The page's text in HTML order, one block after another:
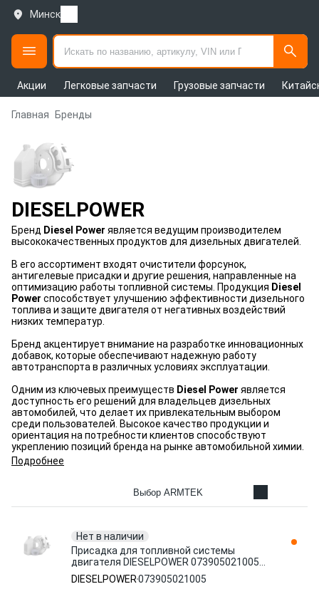
Минск
Акции Легковые запчасти Грузовые запчасти
Главная Бренды
DIESELPOWER
Бренд Diesel Power является ведущим производителем
высококачественных продуктов для дизельных двигателей.
В его ассортимент входят очистители форсунок,
антигелевые присадки и другие решения, направленные на
оптимизацию работы топливной системы. Продукция Diesel
Power способствует улучшению эффективности дизельного
топлива и защите двигателя от негативных воздействий
низких температур.
Бренд акцентирует внимание на разработке инновационных
добавок, которые обеспечивают надежную работу
автотранспорта в различных условиях эксплуатации.
Одним из ключевых преимуществ Diesel Power является
доступность его решений для владельцев дизельных
автомобилей, что делает их привлекательным выбором
среди пользователей. Высокое качество продукции и
ориентация на потребности клиентов способствуют
укреплению позиций бренда на рынке автомобильной химии.
Подробнее
Выбор ARMTEK
Нет в наличии
Присадка для топливной системы
двигателя DIESELPOWER 073905021005
дизельное 0.591 л
DIESELPOWER073905021005